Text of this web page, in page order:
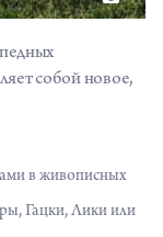
собой новое,
в живописных
Гацки, Лики или